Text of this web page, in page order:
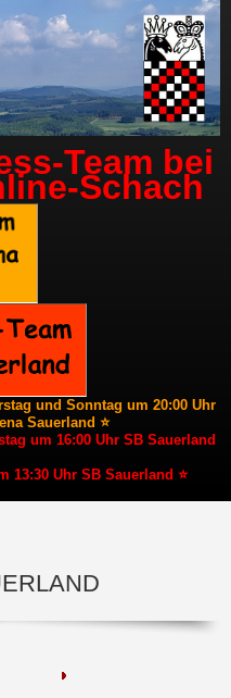
Team bei
Schach
und Sonntag um 20:00 Uhr
Sauerland ⭐
um 16:00 Uhr SB Sauerland
13:30 Uhr SB Sauerland ⭐